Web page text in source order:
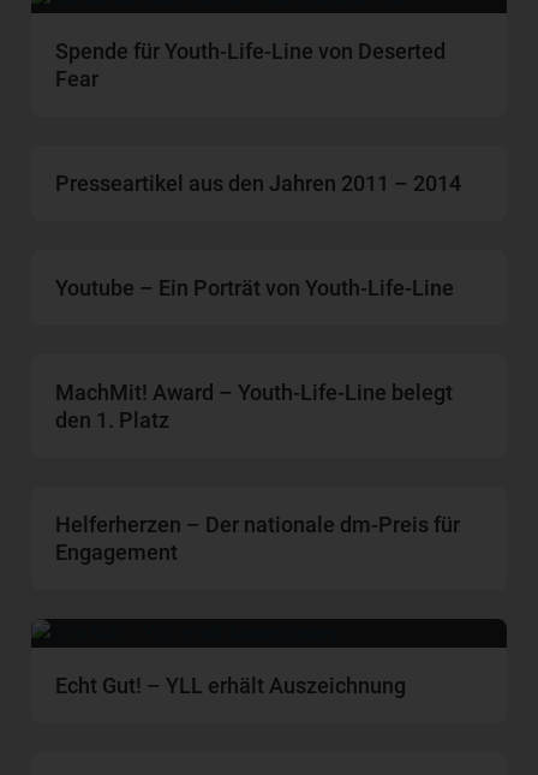
Spende für Youth-Life-Line von Deserted
Fear
Presseartikel aus den Jahren 2011 – 2014
Youtube – Ein Porträt von Youth-Life-Line
MachMit! Award – Youth-Life-Line belegt
den 1. Platz
Helferherzen – Der nationale dm-Preis für
Engagement
Echt Gut! – YLL erhält Auszeichnung